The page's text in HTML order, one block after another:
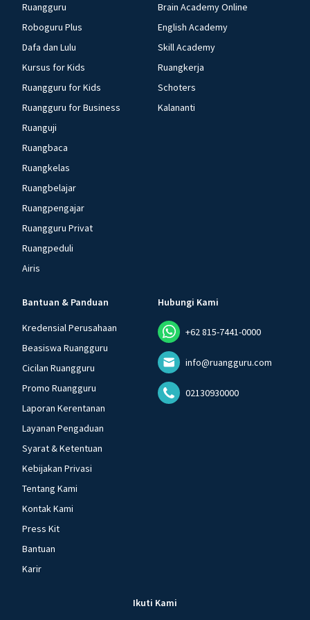
Ruangguru
Roboguru Plus
Dafa dan Lulu
Kursus for Kids
Ruangguru for Kids
Ruangguru for Business
Ruanguji
Ruangbaca
Ruangkelas
Ruangbelajar
Ruangpengajar
Ruangguru Privat
Ruangpeduli
Airis
Brain Academy Online
English Academy
Skill Academy
Ruangkerja
Schoters
Kalananti
Bantuan & Panduan
Kredensial Perusahaan
Beasiswa Ruangguru
Cicilan Ruangguru
Promo Ruangguru
Laporan Kerentanan
Layanan Pengaduan
Syarat & Ketentuan
Kebijakan Privasi
Tentang Kami
Kontak Kami
Press Kit
Bantuan
Karir
Hubungi Kami
+62 815-7441-0000
info@ruangguru.com
02130930000
Ikuti Kami